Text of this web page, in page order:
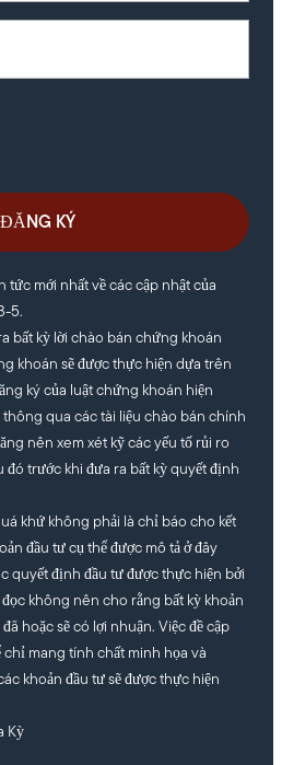
tức mới nhất về các cập nhật của
5.
bất kỳ lời chào bán chứng khoán
khoán sẽ được thực hiện dựa trên
ký của luật chứng khoán hiện
qua các tài liệu chào bán chính
nên xem xét kỹ các yếu tố rủi ro
đó trước khi đưa ra bất kỳ quyết định
khứ không phải là chỉ báo cho kết
đầu tư cụ thể được mô tả ở đây
quyết định đầu tư được thực hiện bởi
không nên cho rằng bất kỳ khoản
hoặc sẽ có lợi nhuận. Việc đề cập
chỉ mang tính chất minh họa và
khoản đầu tư sẽ được thực hiện
Kỳ